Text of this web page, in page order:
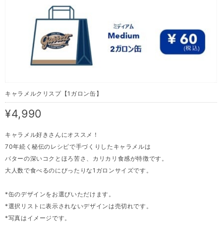
キャラメルクリスプ【1ガロン缶】
¥4,990
キャラメル好きさんにオススメ！
70年続く秘伝のレシピで手づくりしたキャラメルは
バターの深いコクとほろ苦さ、カリカリ食感が特徴です。
大人数で食べるのにぴったりな1ガロンサイズです。
*缶のデザインをお選びいただけます。
*選択リストに表示されないデザインは売切れです。
*写真はイメージです。